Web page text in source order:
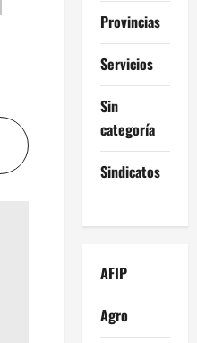
Provincias
Servicios
Sin
categoría
Sindicatos
AFIP
Agro